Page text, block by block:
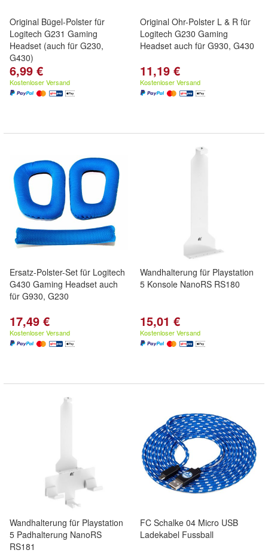
Original Bügel-Polster für
Logitech G231 Gaming
Headset (auch für G230,
G430)
6,99 €
Kostenloser Versand
Original Ohr-Polster L & R für
Logitech G230 Gaming
Headset auch für G930, G430
11,19 €
Kostenloser Versand
Ersatz-Polster-Set für Logitech
G430 Gaming Headset auch
für G930, G230
17,49 €
Kostenloser Versand
Wandhalterung für Playstation
5 Konsole NanoRS RS180
15,01 €
Kostenloser Versand
Wandhalterung für Playstation
5 Padhalterung NanoRS
RS181
FC Schalke 04 Micro USB
Ladekabel Fussball